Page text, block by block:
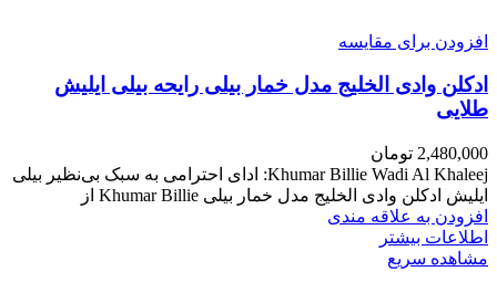
افزودن برای مقایسه
ادکلن وادی الخلیج مدل خمار بیلی رایحه بیلی ایلیش
طلایی
2,480,000 تومان
Khumar Billie Wadi Al Khaleej: ادای احترامی به سبک بی‌نظیر بیلی
ایلیش ادکلن وادی الخلیج مدل خمار بیلی Khumar Billie از
افزودن به علاقه مندی
اطلاعات بیشتر
مشاهده سریع